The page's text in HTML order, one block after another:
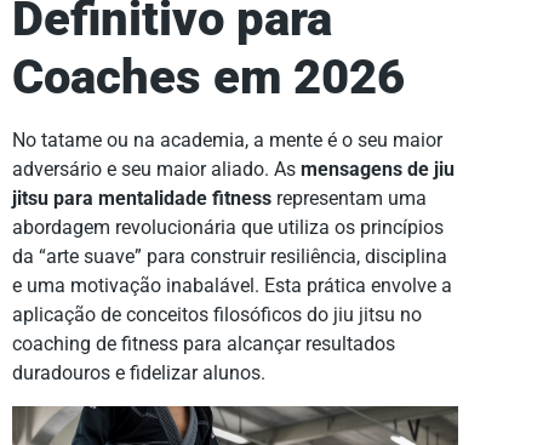
Definitivo para
Coaches em 2026
No tatame ou na academia, a mente é o seu maior
adversário e seu maior aliado. As mensagens de jiu
jitsu para mentalidade fitness representam uma
abordagem revolucionária que utiliza os princípios
da “arte suave” para construir resiliência, disciplina
e uma motivação inabalável. Esta prática envolve a
aplicação de conceitos filosóficos do jiu jitsu no
coaching de fitness para alcançar resultados
duradouros e fidelizar alunos.